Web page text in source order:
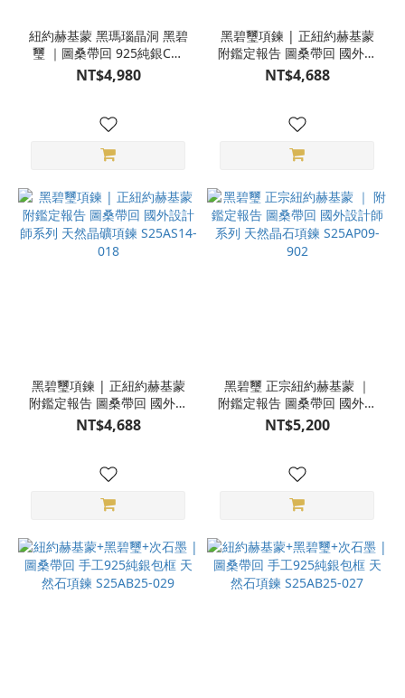
紐約赫基蒙 黑瑪瑙晶洞 黑碧
璽 ｜圖桑帶回 925純銀C型
手環 天然晶石手環
S25AB19-114
NT$4,980
黑碧璽項鍊 | 正紐約赫基蒙
附鑑定報告 圖桑帶回 國外設
計師系列 匕首 天然晶礦項鍊
S25AS14-019
NT$4,688
黑碧璽項鍊 | 正紐約赫基蒙
附鑑定報告 圖桑帶回 國外設
計師系列 天然晶礦項鍊
S25AS14-018
NT$4,688
黑碧璽 正宗紐約赫基蒙 ｜
附鑑定報告 圖桑帶回 國外設
計師系列 天然晶石項鍊
S25AP09-902
NT$5,200